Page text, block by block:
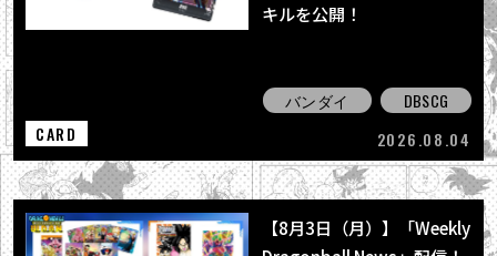
キルを公開！
バンダイ
DBSCG
CARD
2026.08.04
【8月3日（月）】「Weekly